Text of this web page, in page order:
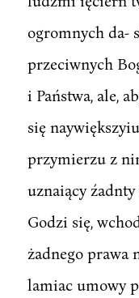
ogromnych da-
przeciwnych
i Państwa, ale,
się
przymierzu z
uznaiący źadnty
Godzi się,
żadnego prawa
lamiac umowy